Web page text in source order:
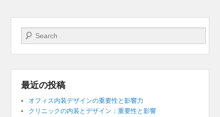
検索開始
最近の投稿
オフィス内装デザインの重要性と影響力
クリニックの内装とデザイン：重要性と影響